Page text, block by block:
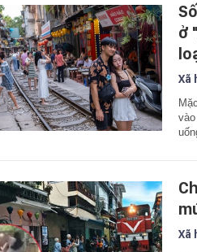
ở
Xã
Xã